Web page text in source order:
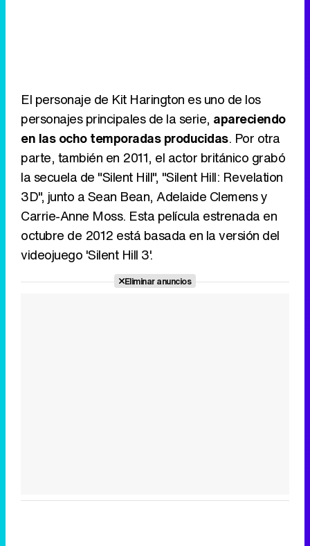
El personaje de Kit Harington es uno de los
personajes principales de la serie, apareciendo
en las ocho temporadas producidas. Por otra
parte, también en 2011, el actor británico grabó
la secuela de "Silent Hill", "Silent Hill: Revelation
3D", junto a Sean Bean, Adelaide Clemens y
Carrie-Anne Moss. Esta película estrenada en
octubre de 2012 está basada en la versión del
videojuego 'Silent Hill 3'.
Eliminar anuncios